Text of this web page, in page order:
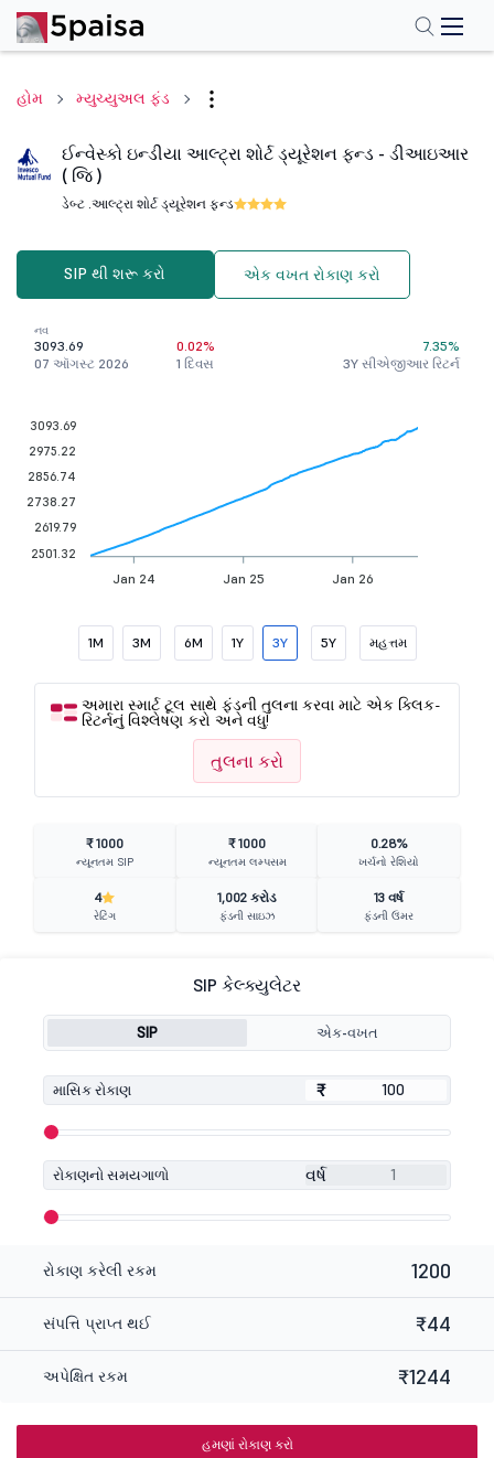
હોમ મ્યુચ્યુઅલ ફંડ
ઈન્વેસ્કો ઇન્ડીયા આલ્ટ્રા શોર્ટ ડ્યૂરેશન ફન્ડ - ડીઆઇઆર
( જિ )
ડેબ્ટ .આલ્ટ્રા શોર્ટ ડ્યૂરેશન ફન્ડ
SIP થી શરૂ કરો એક વખત રોકાણ કરો
નવ
3093.69
07 ઑગસ્ટ 2026
0.02%
1 દિવસ
7.35%
3Y સીએજીઆર રિટર્ન
Jan 24 Jan 25 Jan 26
3093.69
2975.22
2856.74
2738.27
2619.79
2501.32
1M 3M 6M 1Y 3Y 5Y મહત્તમ
અમારા સ્માર્ટ ટૂલ સાથે ફંડની તુલના કરવા માટે એક ક્લિક-
રિટર્નનું વિશ્લેષણ કરો અને વધુ!
તુલના કરો
₹ 1000
ન્યૂનતમ SIP
₹ 1000
ન્યૂનતમ લમ્પસમ
0.28%
ખર્ચનો રેશિયો
4
રેટિંગ
1,002 કરોડ
ફંડની સાઇઝ
13 વર્ષ
ફંડની ઉંમર
SIP કેલ્ક્યુલેટર
SIP એક-વખત
માસિક રોકાણ ₹
₹
રોકાણનો સમયગાળો વર્ષ
રોકાણ કરેલી રકમ 1200
સંપત્તિ પ્રાપ્ત થઈ ₹44
અપેક્ષિત રકમ ₹1244
હમણાં રોકાણ કરો